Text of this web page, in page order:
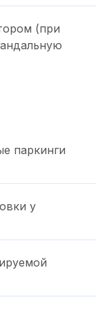
(при
паркинги
у